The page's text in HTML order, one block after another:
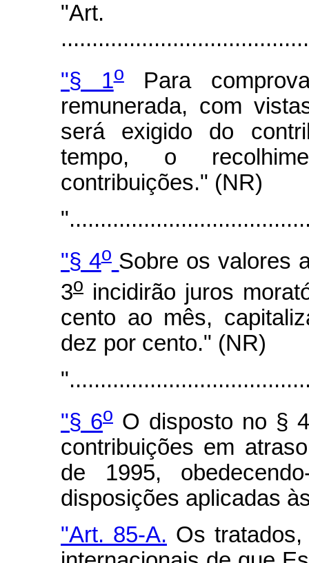
"§ 1oPara
remunerada, com
será exigido do
tempo, o
contribuições." (NR)
"§ 4o Sobre os valores
3o incidirão juros
cento ao mês,
dez por cento." (NR)
"§ 6o O disposto no § 4
contribuições em
de 1995,
disposições aplicadas
"Art. 85-A. Os